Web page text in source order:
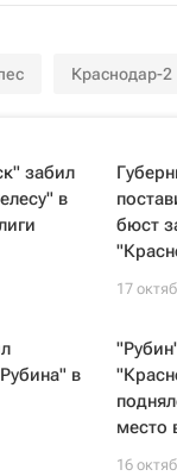
Краснодар-2
забил
в
бюст
17
в
место
16